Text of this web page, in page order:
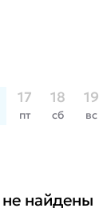
17
пт
18
сб
19
вс
найдены